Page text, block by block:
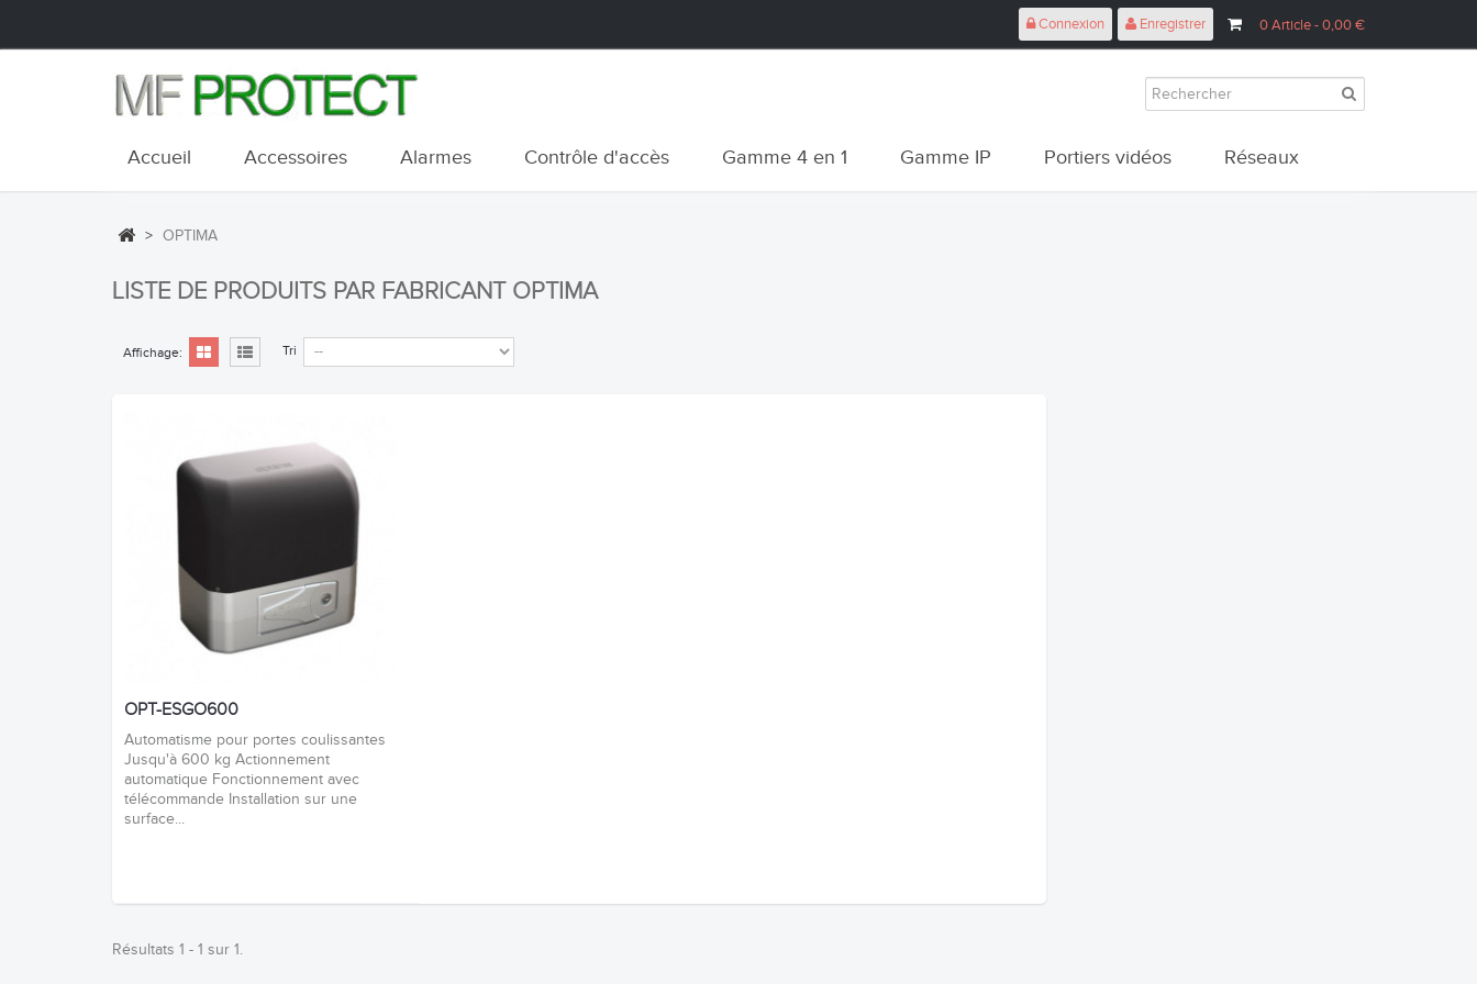
0Article- 0,00 €
Connexion Enregistrer
Accueil Accessoires Alarmes Contrôle d'accès Gamme 4 en 1 Gamme IP Portiers vidéos Réseaux
> OPTIMA
LISTE DE PRODUITS PAR FABRICANT OPTIMA
Affichage: Tri
OPT-ESGO600
Automatisme pour portes coulissantes
Jusqu'à 600 kg Actionnement
automatique Fonctionnement avec
télécommande Installation sur une
surface...
Résultats 1 - 1 sur 1.